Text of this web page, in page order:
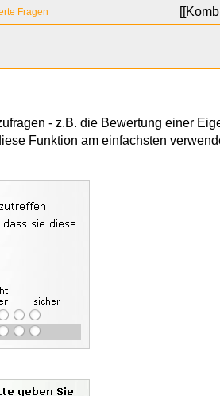
[[
Fragen
- z.B. die Bewertung einer
Funktion am einfachsten